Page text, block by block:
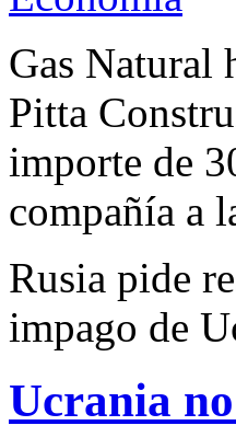
Gas Natural
Pitta
importe de
compañía a
Rusia pide
impago de
Ucrania